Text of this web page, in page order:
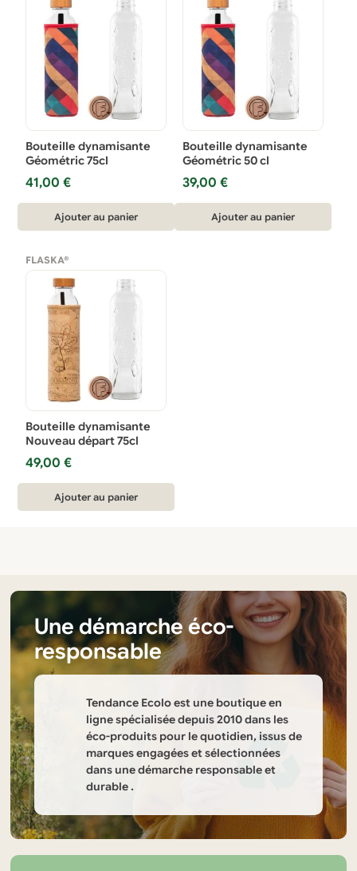
Bouteille dynamisante
Géométric 75cl
41,00€
Ajouter au panier
Bouteille dynamisante
Géométric 50 cl
39,00 €
Ajouter au panier
FLASKA®
Bouteille dynamisante
Nouveau départ 75cl
49,00€
Ajouter au panier
Informations
sur
Une démarche éco-
responsable
Tendance Ecolo est une boutique en
ligne spécialisée depuis 2010 dans les
éco-produits pour le quotidien, issus de
marques engagées et sélectionnées
dans une démarche responsable et
durable .